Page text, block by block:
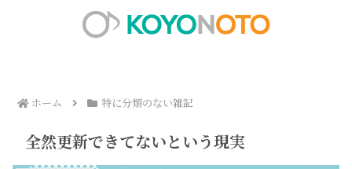
ホーム 特に分類のない雑記
全然更新できてないという現実